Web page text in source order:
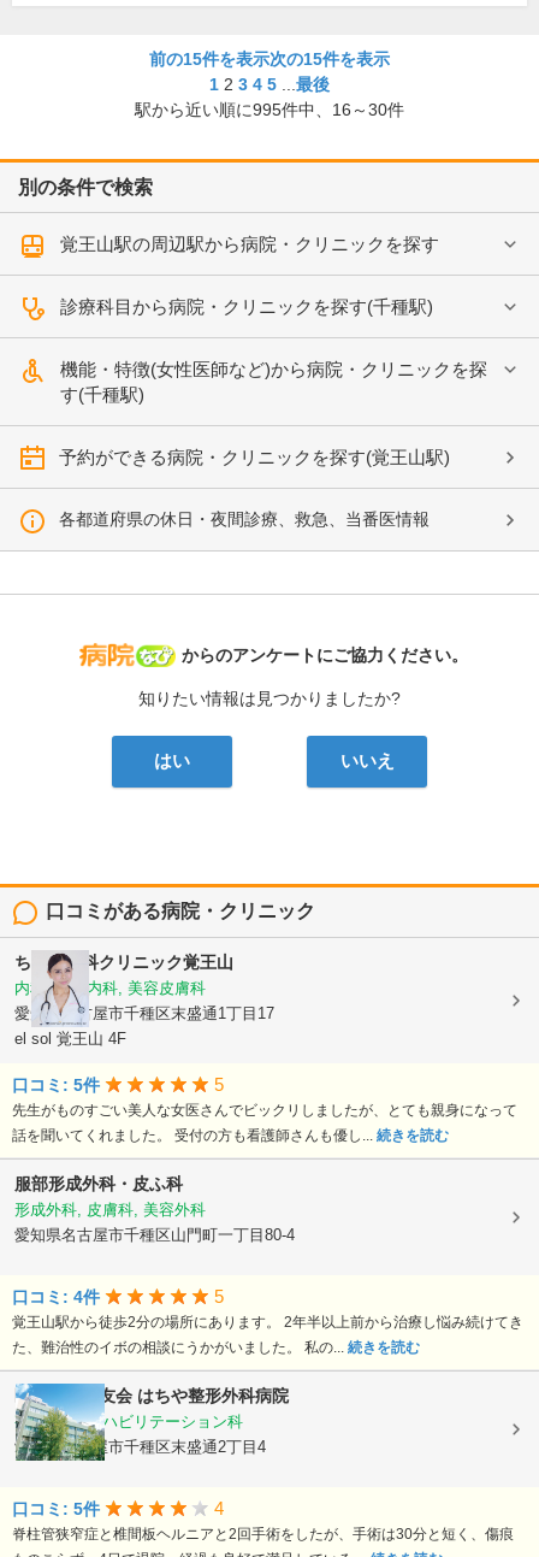
前の15件を表示次の15件を表示
1 2 3 4 5
最後
駅から近い順に995件中、 16～30件
別の条件で検索
覚王山駅の周辺駅から病院・クリニックを探す
診療科目から病院・クリニックを探す(千種駅)
機能・特徴(女性医師など)から病院・クリニックを探
す(千種駅)
予約ができる病院・クリニックを探す(覚王山駅)
各都道府県の休日・夜間診療、救急、当番医情報
病院なび
からのアンケートにご協力ください。
知りたい情報は見つかりましたか?
はい いいえ
口コミがある病院・クリニック
ちぐさ内科クリニック覚王山
内科, 美容内科, 美容皮膚科
愛知県名古屋市千種区末盛通1丁目17
el sol 覚王山 4F
口コミ: 5件 5
先生がものすごい美人な女医さんでビックリしましたが、とても親身になって
話を聞いてくれました。 受付の方も看護師さんも優し... 続きを読む
服部形成外科・皮ふ科
形成外科, 皮膚科, 美容外科
愛知県名古屋市千種区山門町一丁目80-4
口コミ: 4件 5
覚王山駅から徒歩2分の場所にあります。 2年半以上前から治療し悩み続けてき
た、難治性のイボの相談にうかがいました。 私の... 続きを読む
医療法人蜂友会 はちや整形外科病院
整形外科, リハビリテーション科
愛知県名古屋市千種区末盛通2丁目4
口コミ: 5件 4
脊柱管狭窄症と椎間板ヘルニアと2回手術をしたが、手術は30分と短く、傷痕